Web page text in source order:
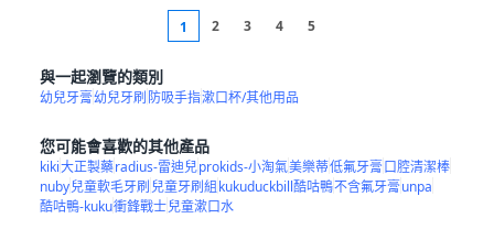
1 2 3 4 5
與一起瀏覽的類別
幼兒牙膏幼兒牙刷 防吸手指漱口杯/其他用品
您可能會喜歡的其他產品
kiki大正製藥radius-雷迪兒prokids-小淘氣美樂蒂低氟牙膏口腔清潔棒
nuby兒童軟毛牙刷兒童牙刷組kukuduckbill酷咕鴨不含氟牙膏unpa
酷咕鴨-kuku衝鋒戰士兒童漱口水